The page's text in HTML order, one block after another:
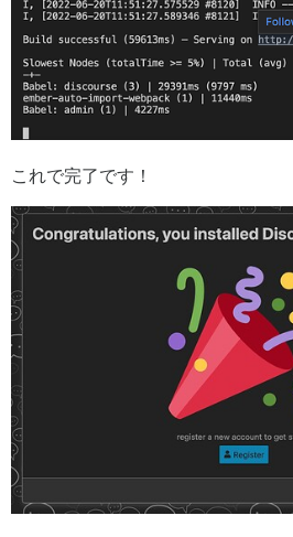
これで完了です！